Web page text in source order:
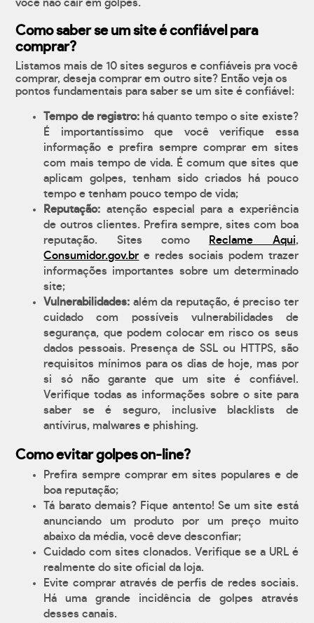
você não cair em golpes.
Como saber se um site é confiável para
comprar?
Listamos mais de 10 sites seguros e confiáveis pra você
comprar, deseja comprar em outro site? Então veja os
pontos fundamentais para saber se um site é confiável:
Tempo de registro:há quanto tempo o site existe?
É importantíssimo que você verifique essa
informação e prefira sempre comprar em sites
com mais tempo de vida. É comum que sites que
aplicam golpes, tenham sido criados há pouco
tempo e tenham pouco tempo de vida;
Reputação: atenção especial para a experiência
de outros clientes. Prefira sempre, sites com boa
reputação. Sites como
Reclame Aqui,
Consumidor.gov.br e redes sociais podem trazer
informações importantes sobre um determinado
site;
Vulnerabilidades: além da reputação, é preciso ter
cuidado com possíveis vulnerabilidades de
segurança, que podem colocar em risco os seus
dados pessoais. Presença de SSL ou HTTPS, são
requisitos mínimos para os dias de hoje, mas por
si só não garante que um site é confiável.
Verifique todas as informações sobre o site para
saber se é seguro, inclusive blacklists de
antívirus, malwares e phishing.
Como evitar golpes on-line?
Prefira sempre comprar em sites populares e de
boa reputação;
Tá barato demais? Fique antento! Se um site está
anunciando um produto por um preço muito
abaixo da média, você deve desconfiar;
Cuidado com sites clonados. Verifique se a URL é
realmente do site oficial da loja.
Evite comprar através de perfis de redes sociais.
Há uma grande incidência de golpes através
desses canais.